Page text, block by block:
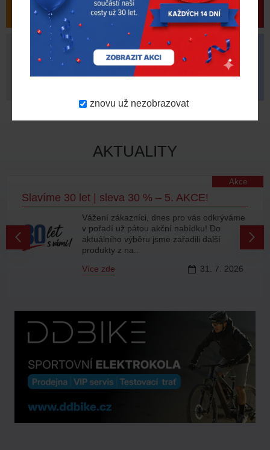
znovu už nezobrazovat
VÝPRODEJ
NOVINKY
AKČNÍ PRODUKTY
DOPORUČUJEME
AKTUALITY
Slavíme 30 let | sleva 30 % – 5. AKCE!
Akce
31. 7. 2026
Vážení zákazníci, dnes pro vás odkrýváme
v pořadí už pátou akční nabídku! Do
aktuálního výběru jsme zařadili další
produkty z na..
Více zde